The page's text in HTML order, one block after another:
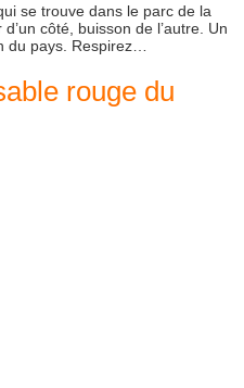
se trouve dans le parc de la
côté, buisson de l’autre. Un
du pays. Respirez…
rouge du